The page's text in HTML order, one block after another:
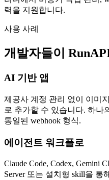
력을 지원합니다.
사용 사례
개발자들이
AI 기반 앱
제공사 계정 관리 없이 이미
로 추가할 수 있습니다. 하나
통일된 webhook 형식.
에이전트 워크플로
Claude Code, Codex, Gemini
Server 또는 설치형 skill을 통